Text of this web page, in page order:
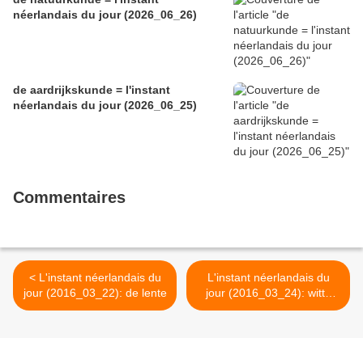
néerlandais du jour (2026_06_26)
de aardrijkskunde = l'instant
néerlandais du jour (2026_06_25)
Commentaires
< L'instant néerlandais du
jour (2016_03_22): de lente
L'instant néerlandais du
jour (2016_03_24): witte
donderdag >